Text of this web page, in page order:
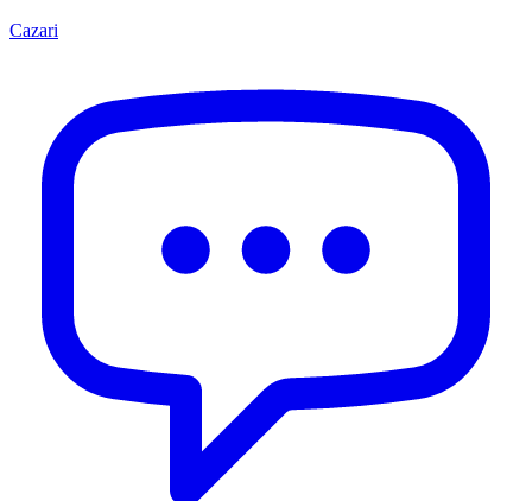
Cazari